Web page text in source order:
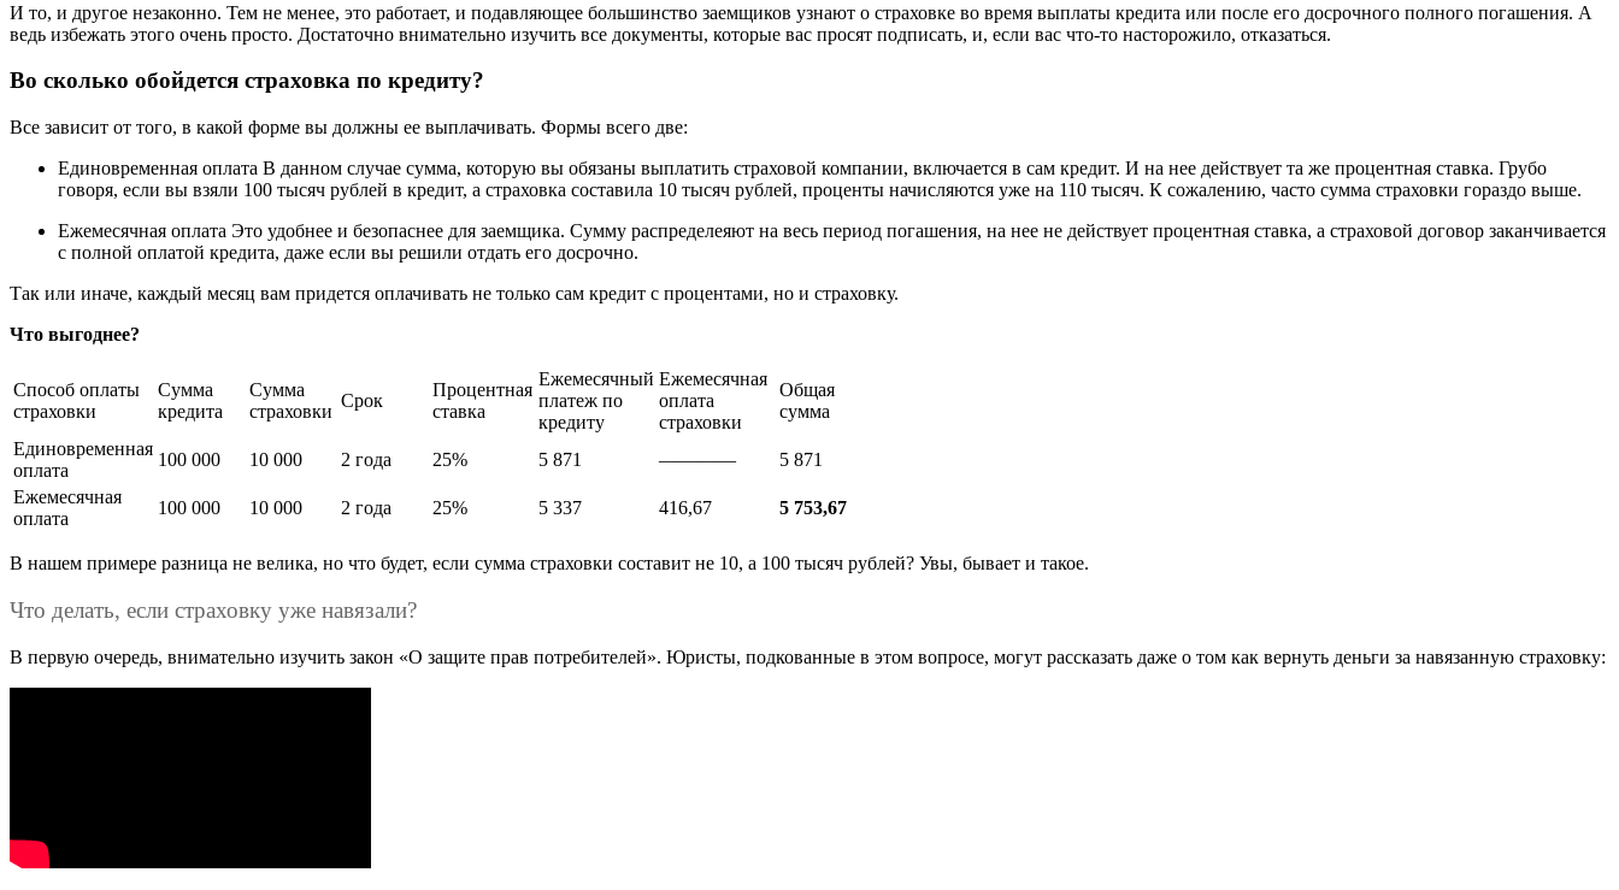
И то, и другое незаконно. Тем не менее, это работает, и подавляющее большинство заемщиков узнают о страховке во время выплаты кредита или после его досрочного полного погашения. А
ведь избежать этого очень просто. Достаточно внимательно изучить все документы, которые вас просят подписать, и, если вас что-то насторожило, отказаться.
Во сколько обойдется страховка по кредиту?
Все зависит от того, в какой форме вы должны ее выплачивать. Формы всего две:
Единовременная оплата В данном случае сумма, которую вы обязаны выплатить страховой компании, включается в сам кредит. И на нее действует та же процентная ставка. Грубо
говоря, если вы взяли 100 тысяч рублей в кредит, а страховка составила 10 тысяч рублей, проценты начисляются уже на 110 тысяч. К сожалению, часто сумма страховки гораздо выше.
Ежемесячная оплата Это удобнее и безопаснее для заемщика. Сумму распределеяют на весь период погашения, на нее не действует процентная ставка, а страховой договор заканчивается
с полной оплатой кредита, даже если вы решили отдать его досрочно.
Так или иначе, каждый месяц вам придется оплачивать не только сам кредит с процентами, но и страховку.
Что выгоднее?
Способ оплаты
страховки
Сумма
кредита
Сумма
страховки
Срок
Процентная
ставка
Ежемесячный
платеж по
кредиту
Ежемесячная
оплата
страховки
Общая
сумма
Единовременная
оплата
100 000 10 000 2 года 25% 5 871 ————
5 871
Ежемесячная
оплата
100 000 10 000 2 года 25% 5 337 416,67 5 753,67
В нашем примере разница не велика, но что будет, если сумма страховки составит не 10, а 100 тысяч рублей? Увы, бывает и такое.
Что делать, если страховку уже навязали?
В первую очередь, внимательно изучить закон «О защите прав потребителей». Юристы, подкованные в этом вопросе, могут рассказать даже о том как вернуть деньги за навязанную страховку: